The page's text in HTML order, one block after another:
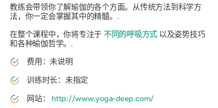
教练会带领你了解瑜伽的各个方面。从传统方法到科学方
法，你一定会掌握其中的精髓。.
在整个课程中，你将专注于 不同的呼吸方式 以及姿势技巧
和各种瑜伽哲学。.
费用：未说明
训练时长：未指定
网站：
http://www.yoga-deep.com/